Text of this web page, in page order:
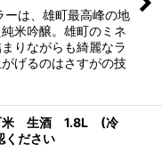
ーは、雄町最高峰の地
米吟醸。雄町のミネ
りながらも綺麗なラ
げるのはさすがの技
米 生酒 1.8L (冷
ださい